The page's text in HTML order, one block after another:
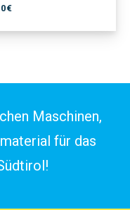
€
Maschinen,
für das